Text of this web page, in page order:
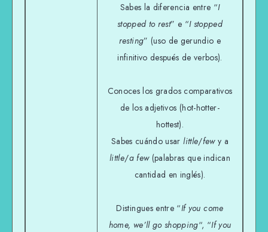
Sabes la diferencia entre “I
stopped to rest” e “I stopped
resting” (uso de gerundio e
infinitivo después de verbos).
Conoces los grados comparativos
de los adjetivos (hot-hotter-
hottest).
Sabes cuándo usarlittle/fewy a
little/a few(palabras que indican
cantidad en inglés).
Distingues entre “If you come
home, we’ll go shopping“, “If you